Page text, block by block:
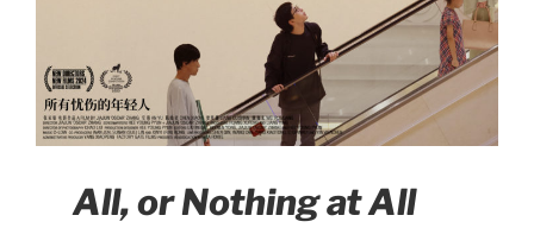
All, or Nothing at All